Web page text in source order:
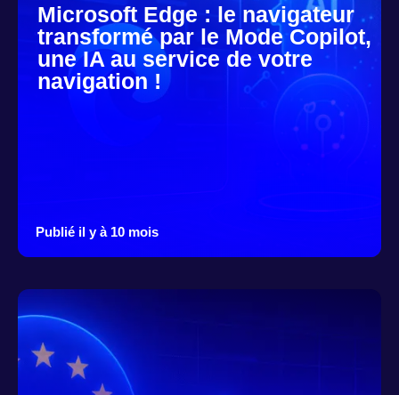
Microsoft Edge : le navigateur
transformé par le Mode Copilot,
une IA au service de votre
navigation !
Publié il y à 10 mois